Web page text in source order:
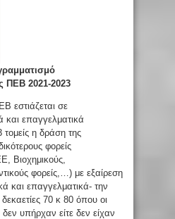
ΠΕΒ 2021-2023
εστιάζεται σε
και επαγγελματικά
η δράση της
φορείς
Βιοχημικούς,
φορείς,…) με εξαίρεση
και επαγγελματικά- την
70 κ 80 όπου οι
δεν υπήρχαν είτε δεν είχαν